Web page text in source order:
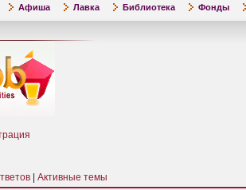
Афиша Лавка Библиотека Фонды
Активные темы